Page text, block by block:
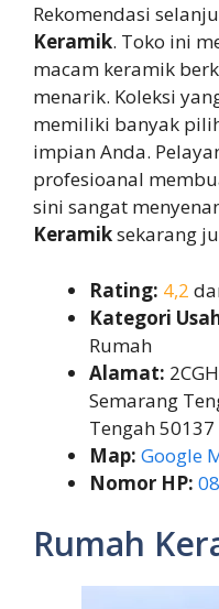
Rekomendasi
Keramik. Toko ini
macam keramik
menarik. Koleksi
memiliki banyak
impian Anda.
profesioanal
sini sangat
Keramiksekarang
Rating: 4,2
Kategori
Rumah
Alamat:
Semarang
Tengah 50137
Map: Google
Nomor HP:
Rumah